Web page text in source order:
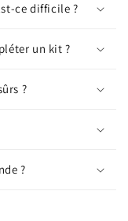
ce difficile ?
un kit ?
?
?